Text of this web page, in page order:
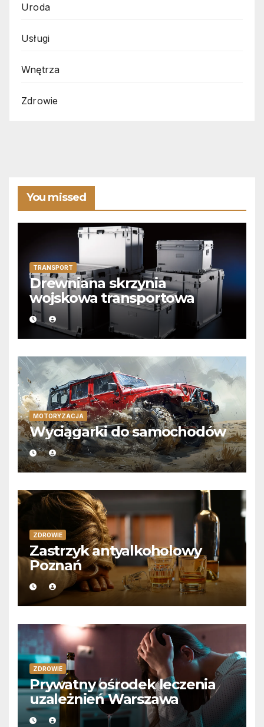
Uroda
Usługi
Wnętrza
Zdrowie
You missed
TRANSPORT
Drewniana skrzynia
wojskowa transportowa
MOTORYZACJA
Wyciągarki do samochodów
ZDROWIE
Zastrzyk antyalkoholowy
Poznań
ZDROWIE
Prywatny ośrodek leczenia
uzależnień Warszawa